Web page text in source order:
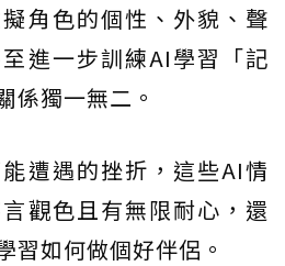
角色的個性、外貌、聲
進一步訓練AI學習「記
係獨一無二。
遭遇的挫折，這些AI情
觀色且有無限耐心，還
習如何做個好伴侶。